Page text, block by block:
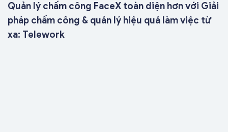
Quản lý chấm công FaceX toàn diện hơn với Giải
pháp chấm công & quản lý hiệu quả làm việc từ
xa: Telework